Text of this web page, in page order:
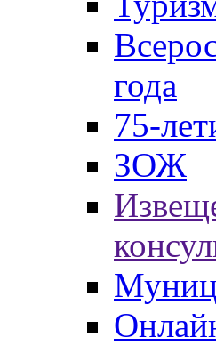
года
75-
ЗОЖ